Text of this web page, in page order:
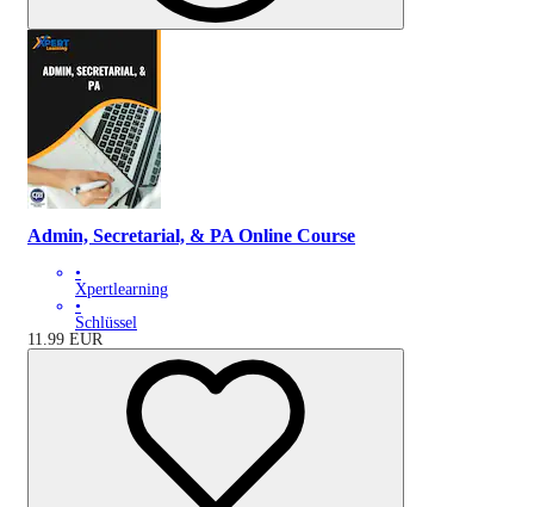
Admin, Secretarial, & PA Online Course
•
Xpertlearning
•
Schlüssel
11.99 EUR